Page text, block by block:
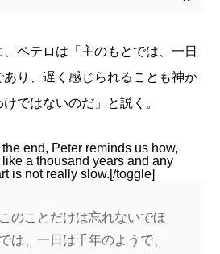
ペテロは「主のもとでは、一日
り、遅く感じられることも神か
ではないのだ」と説く。
end, Peter reminds us how,
a thousand years and any
is not really slow.[/toggle]
のことだけは忘れないでほ
は、一日は千年のようで、